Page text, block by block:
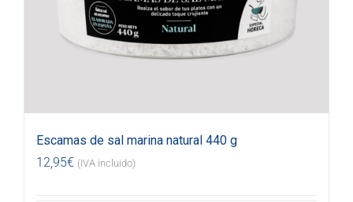
Escamas de sal marina natural 440 g
12,95€ (IVA incluido)